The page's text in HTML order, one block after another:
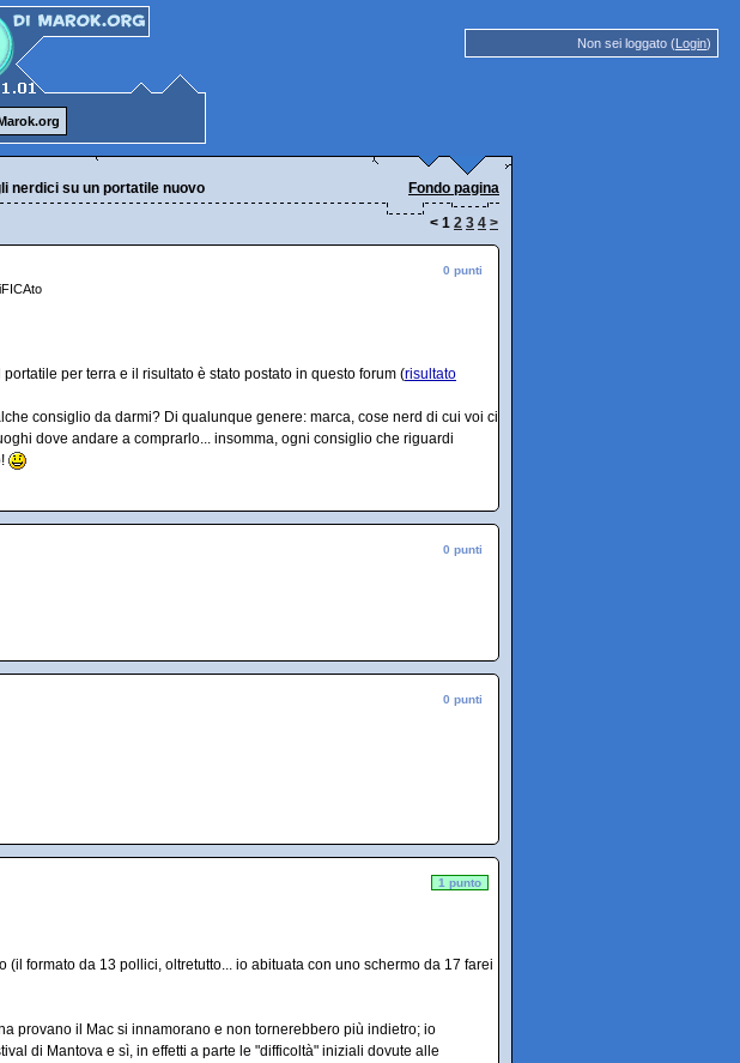
Non sei loggato (Login)
nerdici su un portatile nuovo Fondo pagina
< 1 2 3 4 >
0 punti
per terra e il risultato è stato postato in questo forum (risultato
consiglio da darmi? Di qualunque genere: marca, cose nerd di cui voi ci
dove andare a comprarlo... insomma, ogni consiglio che riguardi
0 punti
0 punti
1 punto
(il formato da 13 pollici, oltretutto... io abituata con uno schermo da 17 farei
provano il Mac si innamorano e non tornerebbero più indietro; io
di Mantova e sì, in effetti a parte le "difficoltà" iniziali dovute alle